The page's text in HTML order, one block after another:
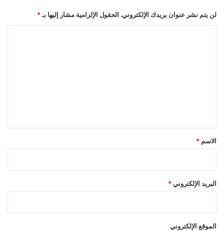
لن يتم نشر عنوان بريدك الإلكتروني. الحقول الإلزامية مشار إليها بـ*
*
الاسم *
البريد الإلكتروني *
الموقع الإلكتروني